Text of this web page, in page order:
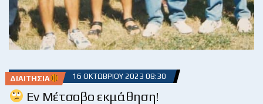
ΔΙΑΙΤΗΣΊΑ 16 ΟΚΤΩΒΡΊΟΥ 2023 08:30
Εν Μέτσοβο εκμάθηση!